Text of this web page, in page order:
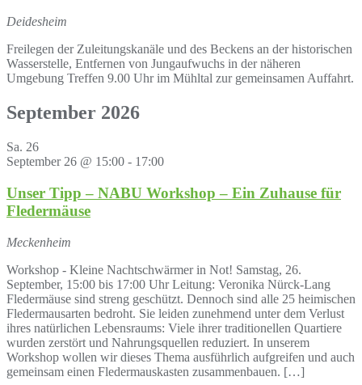
Deidesheim
Freilegen der Zuleitungskanäle und des Beckens an der historischen
Wasserstelle, Entfernen von Jungaufwuchs in der näheren
Umgebung Treffen 9.00 Uhr im Mühltal zur gemeinsamen Auffahrt.
September 2026
Sa. 26
September 26 @ 15:00 - 17:00
Unser Tipp – NABU Workshop – Ein Zuhause für
Fledermäuse
Meckenheim
Workshop - Kleine Nachtschwärmer in Not! Samstag, 26.
September, 15:00 bis 17:00 Uhr Leitung: Veronika Nürck-Lang
Fledermäuse sind streng geschützt. Dennoch sind alle 25 heimischen
Fledermausarten bedroht. Sie leiden zunehmend unter dem Verlust
ihres natürlichen Lebensraums: Viele ihrer traditionellen Quartiere
wurden zerstört und Nahrungsquellen reduziert. In unserem
Workshop wollen wir dieses Thema ausführlich aufgreifen und auch
gemeinsam einen Fledermauskasten zusammenbauen. […]